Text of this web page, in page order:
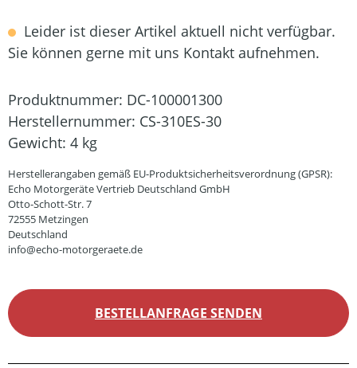
Leider ist dieser Artikel aktuell nicht verfügbar.
Sie können gerne mit uns Kontakt aufnehmen.
Produktnummer: DC-100001300
Herstellernummer: CS-310ES-30
Gewicht: 4 kg
Herstellerangaben gemäß EU-Produktsicherheitsverordnung (GPSR):
Echo Motorgeräte Vertrieb Deutschland GmbH
Otto-Schott-Str. 7
72555 Metzingen
Deutschland
info@echo-motorgeraete.de
BESTELLANFRAGE SENDEN